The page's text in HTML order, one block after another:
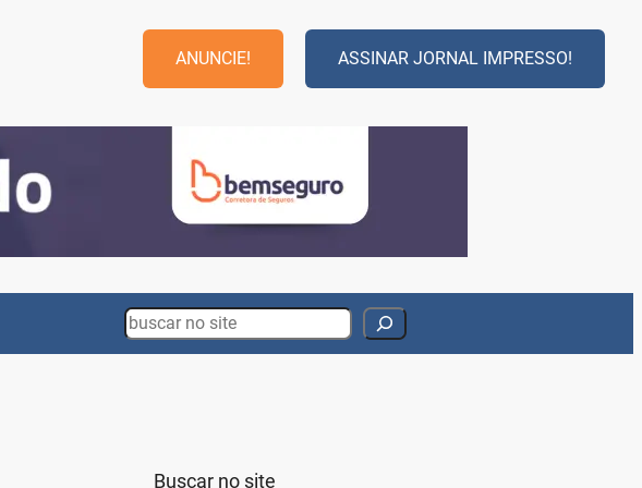
ANUNCIE! ASSINAR JORNAL IMPRESSO!
Search
Buscar no site